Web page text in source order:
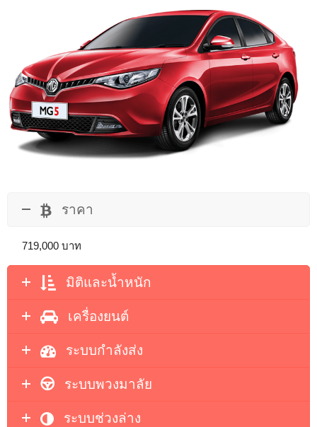
ราคา
719,000 บาท
มิติและน้ำหนัก
เครื่องยนต์
ระบบกำลังส่ง
ระบบพวงมาลัย
ระบบช่วงล่าง